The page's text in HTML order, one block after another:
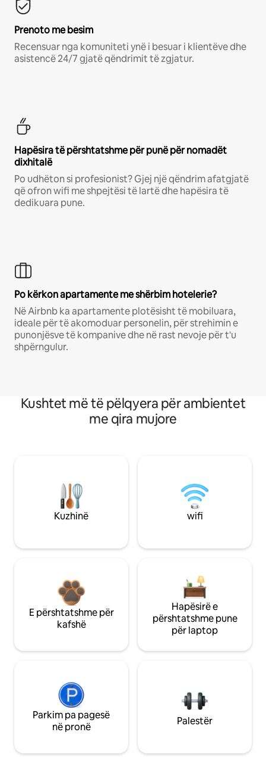
Prenoto me besim
Recensuar nga komuniteti ynë i besuar i klientëve dhe
asistencë 24/7 gjatë qëndrimit të zgjatur.
Hapësira të përshtatshme për punë për nomadët
dixhitalë
Po udhëton si profesionist? Gjej një qëndrim afatgjatë
që ofron wifi me shpejtësi të lartë dhe hapësira të
dedikuara pune.
Po kërkon apartamente me shërbim hotelerie?
Në Airbnb ka apartamente plotësisht të mobiluara,
ideale për të akomoduar personelin, për strehimin e
punonjësve të kompanive dhe në rast nevoje për t'u
shpërngulur.
Kushtet më të pëlqyera për ambientet
me qira mujore
Kuzhinë wifi
E përshtatshme për
kafshë
Hapësirë e
përshtatshme pune
për laptop
Parkim pa pagesë
në pronë
Palestër